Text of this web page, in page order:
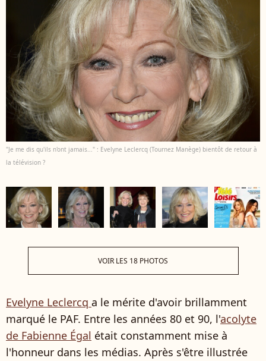
"Je me dis qu'ils n'ont jamais..." : Evelyne Leclercq (Tournez Manège) bientôt de retour à
la télévision ?
VOIR LES 18 PHOTOS
Evelyne Leclercq a le mérite d'avoir brillamment
marqué le PAF. Entre les années 80 et 90, l'acolyte
de Fabienne Égal était constamment mise à
l'honneur dans les médias. Après s'être illustrée